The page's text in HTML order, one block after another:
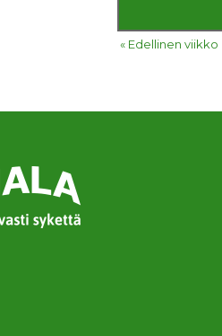
« Edellinen viikko